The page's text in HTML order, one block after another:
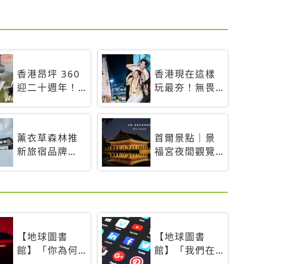
香港昂坪 360
迎二十週年！
間纜車」，輕
揭秘台灣專屬
禮遇
香港現在這樣
玩最夯！無畏
現在買自由行
薰衣草森林推
新旅宿品牌
首間選址北海
首爾景點｜景
福宮夜間觀覽
放時間、購票
白天與夜晚截
然不同的宮殿
【地球圖書
館】「你為何
【地球圖書
館】「我們在